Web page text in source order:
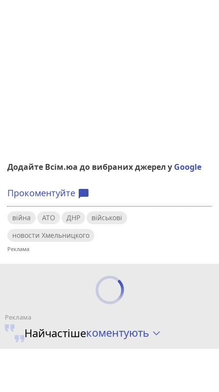
Додайте Всім.юа до вибраних джерел у Google
Прокоментуйте chat_bubble
війна АТО ДНР
військові
новости Хмельницкого
Найчастішекоментують